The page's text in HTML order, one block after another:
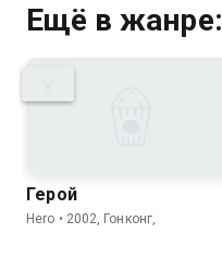
Ещё в жанре:
Герой
Hero • 2002, Гонконг,